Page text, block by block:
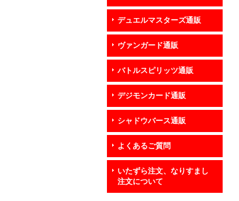
デュエルマスターズ通販
ヴァンガード通販
バトルスピリッツ通販
デジモンカード通販
シャドウバース通販
よくあるご質問
いたずら注文、なりすまし
注文について